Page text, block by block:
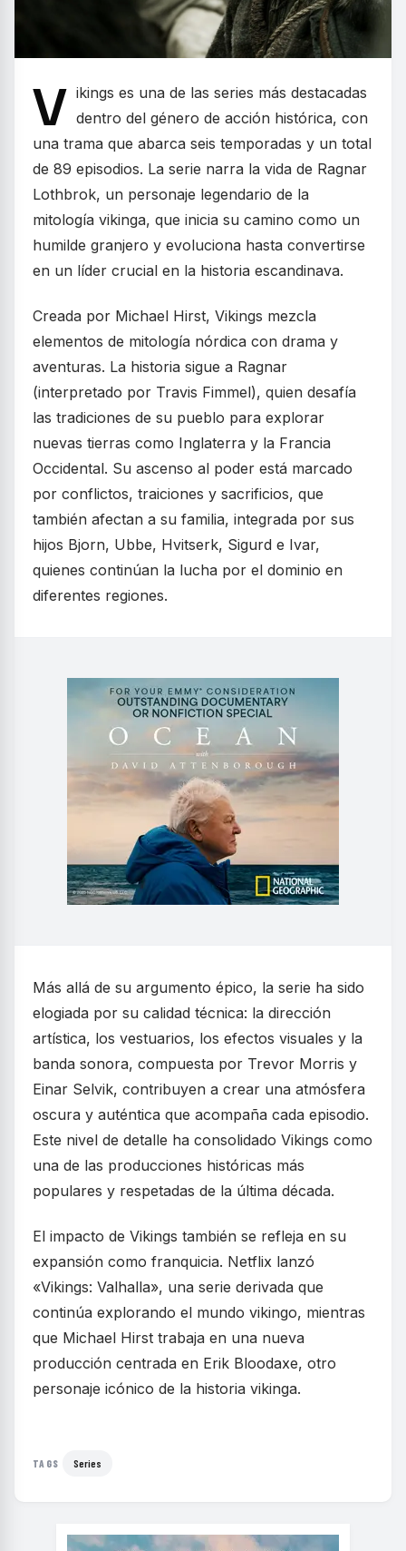
V ikings es una de las series más destacadas
dentro del género de acción histórica, con
una trama que abarca seis temporadas y un total
de 89 episodios. La serie narra la vida de Ragnar
Lothbrok, un personaje legendario de la
mitología vikinga, que inicia su camino como un
humilde granjero y evoluciona hasta convertirse
en un líder crucial en la historia escandinava.
Creada por Michael Hirst, Vikings mezcla
elementos de mitología nórdica con drama y
aventuras. La historia sigue a Ragnar
(interpretado por Travis Fimmel), quien desafía
las tradiciones de su pueblo para explorar
nuevas tierras como Inglaterra y la Francia
Occidental. Su ascenso al poder está marcado
por conflictos, traiciones y sacrificios, que
también afectan a su familia, integrada por sus
hijos Bjorn, Ubbe, Hvitserk, Sigurd e Ivar,
quienes continúan la lucha por el dominio en
diferentes regiones.
Más allá de su argumento épico, la serie ha sido
elogiada por su calidad técnica: la dirección
artística, los vestuarios, los efectos visuales y la
banda sonora, compuesta por Trevor Morris y
Einar Selvik, contribuyen a crear una atmósfera
oscura y auténtica que acompaña cada episodio.
Este nivel de detalle ha consolidado Vikings como
una de las producciones históricas más
populares y respetadas de la última década.
El impacto de Vikings también se refleja en su
expansión como franquicia. Netflix lanzó
«Vikings: Valhalla», una serie derivada que
continúa explorando el mundo vikingo, mientras
que Michael Hirst trabaja en una nueva
producción centrada en Erik Bloodaxe, otro
personaje icónico de la historia vikinga.
TAGS Series